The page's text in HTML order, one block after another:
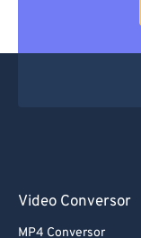
Video Conversor
MP4 Conversor